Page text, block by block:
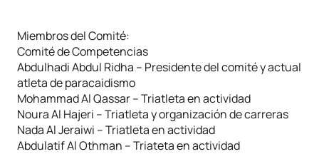
Miembros del Comité:
Comité de Competencias
Abdulhadi Abdul Ridha – Presidente del comité y actual
atleta de paracaidismo
Mohammad Al Qassar – Triatleta en actividad
Noura Al Hajeri – Triatleta y organización de carreras
Nada Al Jeraiwi – Triatleta en actividad
Abdulatif Al Othman – Triateta en actividad